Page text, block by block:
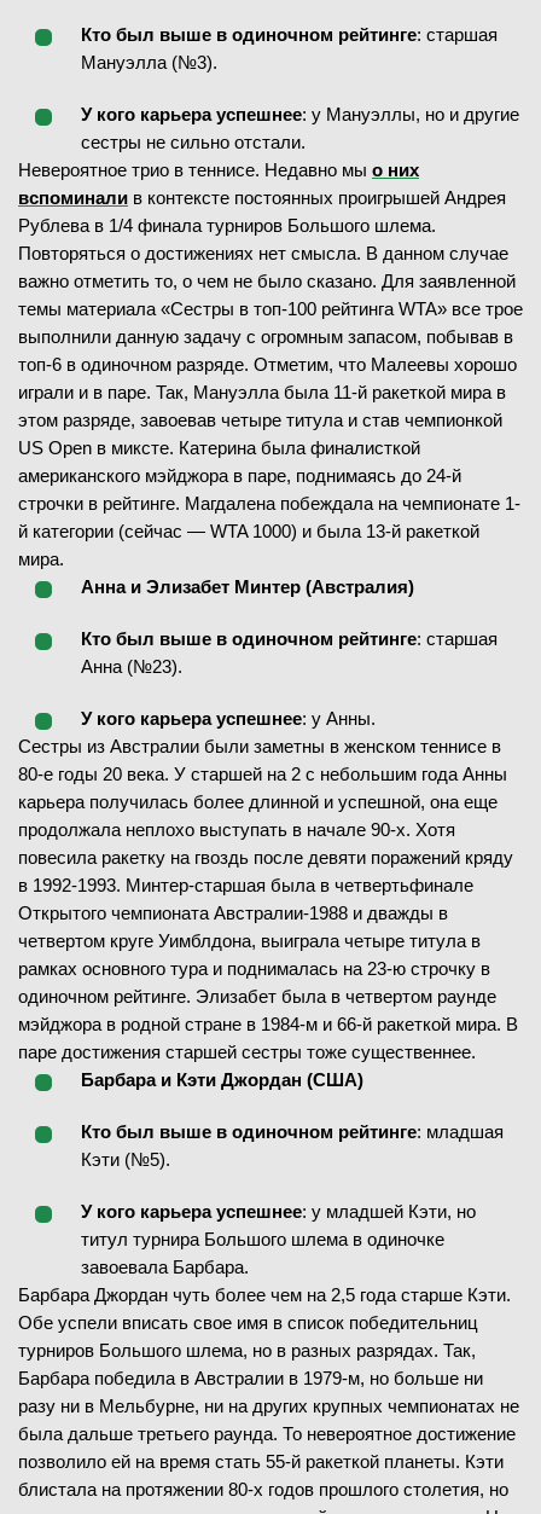
Кто был выше в одиночном рейтинге: старшая
Мануэлла (№3).
У кого карьера успешнее: у Мануэллы, но и другие
сестры не сильно отстали.
Невероятное трио в теннисе. Недавно мы о них
вспоминали в контексте постоянных проигрышей Андрея
Рублева в 1/4 финала турниров Большого шлема.
Повторяться о достижениях нет смысла. В данном случае
важно отметить то, о чем не было сказано. Для заявленной
темы материала «Сестры в топ-100 рейтинга WTA» все трое
выполнили данную задачу с огромным запасом, побывав в
топ-6 в одиночном разряде. Отметим, что Малеевы хорошо
играли и в паре. Так, Мануэлла была 11-й ракеткой мира в
этом разряде, завоевав четыре титула и став чемпионкой
US Open в миксте. Катерина была финалисткой
американского мэйджора в паре, поднимаясь до 24-й
строчки в рейтинге. Магдалена побеждала на чемпионате 1-
й категории (сейчас — WTA 1000) и была 13-й ракеткой
мира.
Анна и Элизабет Минтер (Австралия)
Кто был выше в одиночном рейтинге: старшая
Анна (№23).
У кого карьера успешнее: у Анны.
Сестры из Австралии были заметны в женском теннисе в
80-е годы 20 века. У старшей на 2 с небольшим года Анны
карьера получилась более длинной и успешной, она еще
продолжала неплохо выступать в начале 90-х. Хотя
повесила ракетку на гвоздь после девяти поражений кряду
в 1992-1993. Минтер-старшая была в четвертьфинале
Открытого чемпионата Австралии-1988 и дважды в
четвертом круге Уимблдона, выиграла четыре титула в
рамках основного тура и поднималась на 23-ю строчку в
одиночном рейтинге. Элизабет была в четвертом раунде
мэйджора в родной стране в 1984-м и 66-й ракеткой мира. В
паре достижения старшей сестры тоже существеннее.
Барбара и Кэти Джордан (США)
Кто был выше в одиночном рейтинге: младшая
Кэти (№5).
У кого карьера успешнее: у младшей Кэти, но
титул турнира Большого шлема в одиночке
завоевала Барбара.
Барбара Джордан чуть более чем на 2,5 года старше Кэти.
Обе успели вписать свое имя в список победительниц
турниров Большого шлема, но в разных разрядах. Так,
Барбара победила в Австралии в 1979-м, но больше ни
разу ни в Мельбурне, ни на других крупных чемпионатах не
была дальше третьего раунда. То невероятное достижение
позволило ей на время стать 55-й ракеткой планеты. Кэти
блистала на протяжении 80-х годов прошлого столетия, но